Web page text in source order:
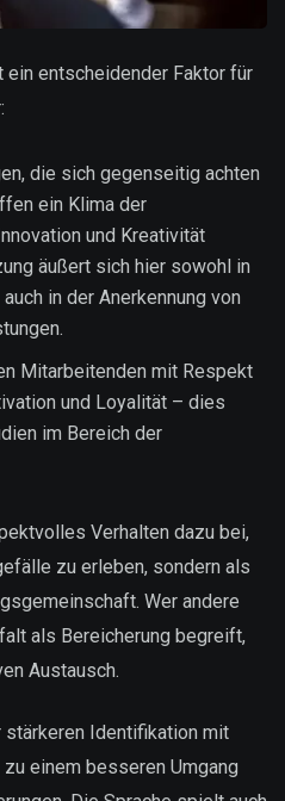
entscheidender Faktor für
die sich gegenseitig achten
ein Klima der
und Kreativität
äußert sich hier sowohl in
in der Anerkennung von
Mitarbeitenden mit Respekt
und Loyalität – dies
im Bereich der
Verhalten dazu bei,
zu erleben, sondern als
Wer andere
als Bereicherung begreift,
Austausch.
stärkeren Identifikation mit
einem besseren Umgang